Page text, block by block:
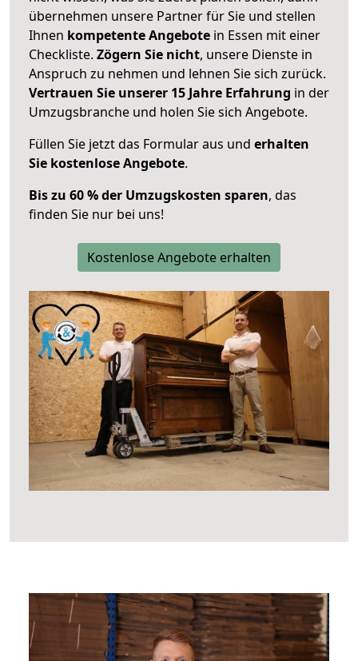
übernehmen unsere Partner für Sie und stellen
Ihnen kompetente Angebote in Essen mit einer
Checkliste. Zögern Sie nicht, unsere Dienste in
Anspruch zu nehmen und lehnen Sie sich zurück.
Vertrauen Sie unserer 15 Jahre Erfahrung in der
Umzugsbranche und holen Sie sich Angebote.
Füllen Sie jetzt das Formular aus und erhalten
Sie kostenlose Angebote.
Bis zu 60 % der Umzugskosten sparen, das
finden Sie nur bei uns!
Kostenlose Angebote erhalten